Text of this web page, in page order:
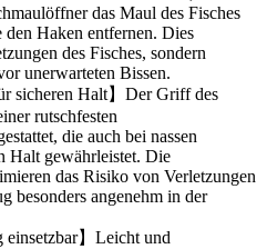
das Maul des Fisches
Haken entfernen. Dies
des Fisches, sondern
unerwarteten Bissen.
sicheren Halt】Der Griff des
rutschfesten
die auch bei nassen
Halt gewährleistet. Die
das Risiko von Verletzungen
besonders angenehm in der
einsetzbar】Leicht und